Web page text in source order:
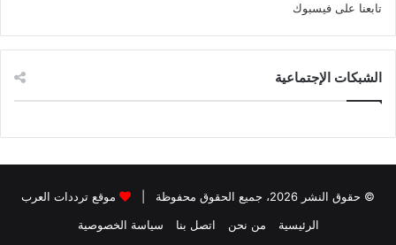
تابعنا على فيسبوك
الشبكات الإجتماعية
© حقوق النشر 2026، جميع الحقوق محفوظة |
موقع ترددات العرب
الرئيسية
من نحن اتصل بنا سياسة الخصوصية